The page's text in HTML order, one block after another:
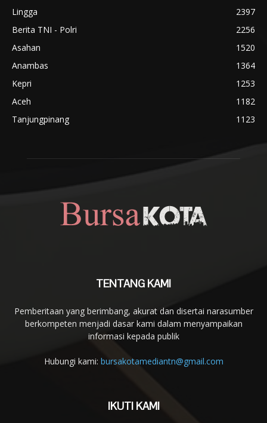
Lingga
2397
Berita TNI - Polri
2256
Asahan
1520
Anambas
1364
Kepri
1253
Aceh
1182
Tanjungpinang
1123
TENTANG KAMI
Pemberitaan yang berimbang, akurat dan disertai narasumber
berkompeten menjadi dasar kami dalam menyampaikan
informasi kepada publik
Hubungi kami: bursakotamediantn@gmail.com
IKUTI KAMI